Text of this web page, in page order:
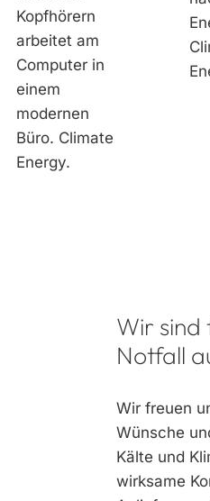
Wir sind
Notfall
Wir freuen
Wünsche
Kälte und
wirksame